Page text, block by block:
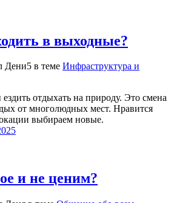
в выходные?
Дени5 в теме Инфраструктура и
отдыхать на природу. Это смена
от многолюдных мест. Нравится
выбираем новые.
и не ценим?